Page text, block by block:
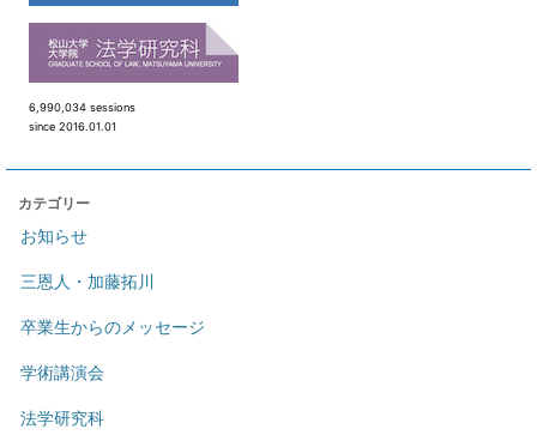
6,990,034 sessions
since 2016.01.01
カテゴリー
お知らせ
三恩人・加藤拓川
卒業生からのメッセージ
学術講演会
法学研究科